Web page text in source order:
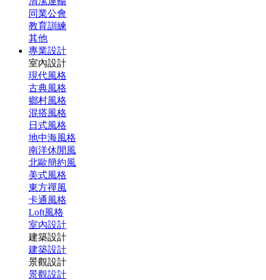
同業公會
教育訓練
其他
專業設計
室內設計
現代風格
古典風格
鄉村風格
混搭風格
日式風格
地中海風格
南洋休閒風
北歐簡約風
美式風格
東方禪風
卡通風格
Loft風格
室內設計
建築設計
建築設計
景觀設計
景觀設計